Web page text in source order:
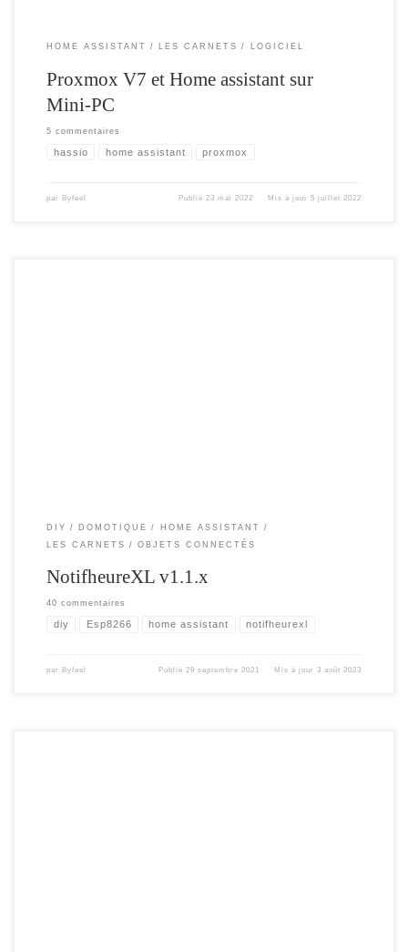
HOME ASSISTANT LES CARNETS LOGICIEL
Proxmox V7 et Home assistant sur
Mini-PC
5 commentaires
hassio home assistant proxmox
par Byfeel Publié 23 mai 2022 Mis à jour5 juillet 2022
DIY DOMOTIQUE
HOME ASSISTANT
LES CARNETS
OBJETS CONNECTÉS
NotifheureXL v1.1.x
40 commentaires
diy Esp8266 home assistant notifheurexl
par Byfeel Publié29 septembre 2021 Mis à jour3 août 2023